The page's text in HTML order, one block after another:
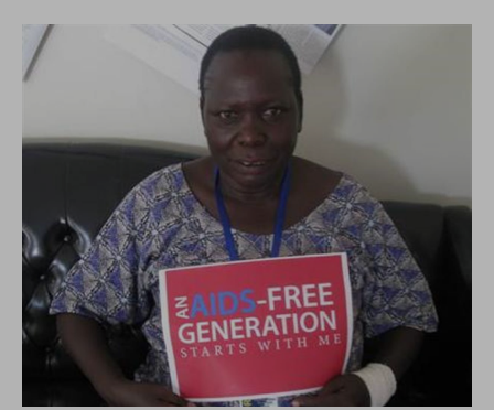
condizionare l’esperienza sulla Piattaforma e il suo
funzionamento. Premendo “Conferma le mie scelte”, la
selezione relativa ai cookie effettuata verrà salvata. Se non è
stata selezionata alcuna opzione, premere questo pulsante
equivarrà a rifiutare tutti i cookie. Per ulteriori informazioni, è
possibile consultare la nostraUlteriori informazioni
Cookie strettamente necessari
Cookie di analisi
Cookies di marketing